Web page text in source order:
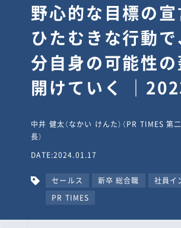
逆境では自分のス
スを変え“予想を
り、期待を超える
輔塾・前編】
山田真輔（やまだ しんすけ）（執行役員
長）
DATE:2023.09.08
カルチャー CxO キャリア入